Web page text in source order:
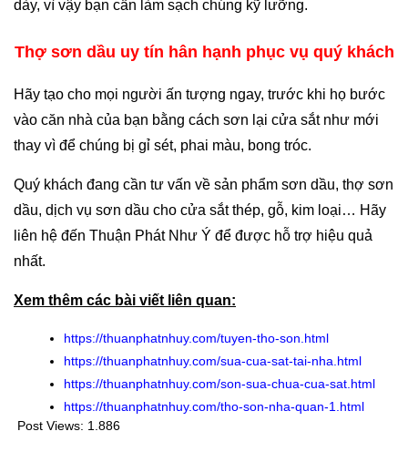
dày, vì vậy bạn cần làm sạch chúng kỹ lưỡng.
Thợ sơn dầu uy tín hân hạnh phục vụ quý khách
Hãy tạo cho mọi người ấn tượng ngay, trước khi họ bước
vào căn nhà của bạn bằng cách sơn lại cửa sắt như mới
thay vì để chúng bị gỉ sét, phai màu, bong tróc.
Quý khách đang cần tư vấn về sản phẩm sơn dầu, thợ sơn
dầu, dịch vụ sơn dầu cho cửa sắt thép, gỗ, kim loại… Hãy
liên hệ đến Thuận Phát Như Ý để được hỗ trợ hiệu quả
nhất.
Xem thêm các bài viết liên quan:
https://thuanphatnhuy.com/tuyen-tho-son.html
https://thuanphatnhuy.com/sua-cua-sat-tai-nha.html
https://thuanphatnhuy.com/son-sua-chua-cua-sat.html
https://thuanphatnhuy.com/tho-son-nha-quan-1.html
Post Views: 1.886